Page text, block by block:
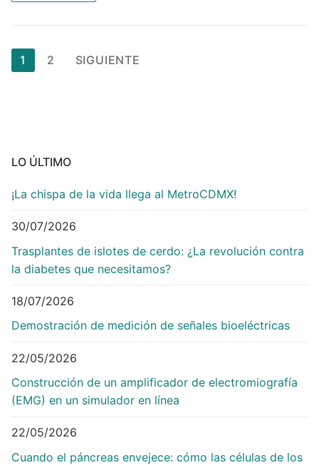
Paginación
de
1 2 SIGUIENTE
LO ÚLTIMO
¡La chispa de la vida llega al MetroCDMX!
30/07/2026
Trasplantes de islotes de cerdo: ¿La revolución contra
la diabetes que necesitamos?
18/07/2026
Demostración de medición de señales bioeléctricas
22/05/2026
Construcción de un amplificador de electromiografía
(EMG) en un simulador en línea
22/05/2026
Cuando el páncreas envejece: cómo las células de los